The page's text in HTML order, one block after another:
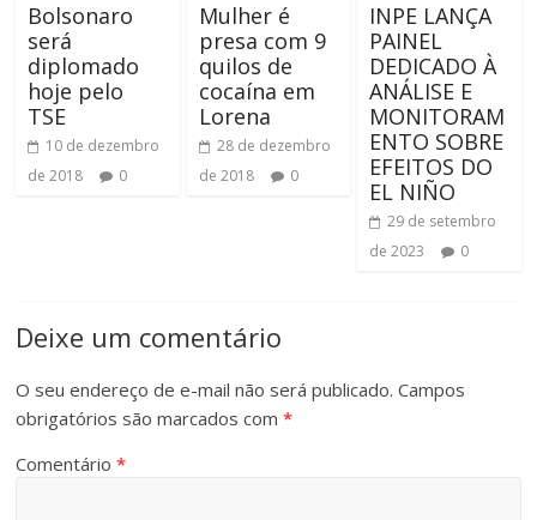
Bolsonaro
será
diplomado
hoje pelo
TSE
10 de dezembro
de 2018
0
Mulher é
presa com 9
quilos de
cocaína em
Lorena
28 de dezembro
de 2018
0
INPE LANÇA
PAINEL
DEDICADO À
ANÁLISE E
MONITORAM
ENTO SOBRE
EFEITOS DO
EL NIÑO
29 de setembro
de 2023
0
Deixe um comentário
O seu endereço de e-mail não será publicado. Campos
obrigatórios são marcados com*
Comentário*